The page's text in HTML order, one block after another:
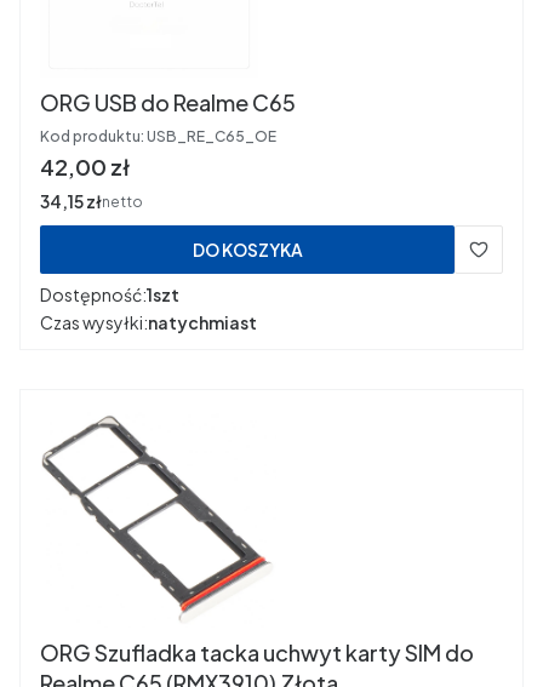
ORG USB do Realme C65
Kod produktu: USB_RE_C65_OE
Cena
42,00 zł
Cena
34,15 złnetto
DO KOSZYKA
Dostępność:1szt
Czas wysyłki:natychmiast
ORG Szufladka tacka uchwyt karty SIM do